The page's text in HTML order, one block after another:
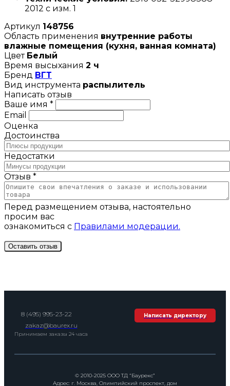
2012 с изм. 1
Артикул 148756
Область применения внутренние работы
влажные помещения (кухня, ванная комната)
Цвет Белый
Время высыхания 2 ч
Бренд ВГТ
Вид инструмента распылитель
Написать отзыв
Ваше имя *
Email
Оценка
Достоинства
Недостатки
Отзыв *
Перед размещением отзыва, настоятельно
просим вас
ознакомиться с Правилами модерации.
8 (495) 995-23-22
zakaz@baurex.ru
Принимаем заказы 24 часа
Написать директору
© 2010-2025 ООО ТД “Баурекс”
Адрес: г. Москва, Олимпийский проспект, дом